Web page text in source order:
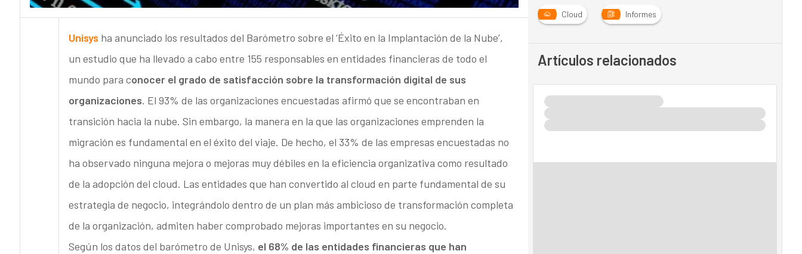
Unisys ha anunciado los resultados del Barómetro sobre el ‘Éxito en la Implantación de la Nube’,
un estudio que ha llevado a cabo entre 155 responsables en entidades financieras de todo el
mundo para conocer el grado de satisfacción sobre la transformación digital de sus
organizaciones. El 93% de las organizaciones encuestadas afirmó que se encontraban en
transición hacia la nube. Sin embargo, la manera en la que las organizaciones emprenden la
migración es fundamental en el éxito del viaje. De hecho, el 33% de las empresas encuestadas no
ha observado ninguna mejora o mejoras muy débiles en la eficiencia organizativa como resultado
de la adopción del cloud. Las entidades que han convertido al cloud en parte fundamental de su
estrategia de negocio, integrándolo dentro de un plan más ambicioso de transformación completa
de la organización, admiten haber comprobado mejoras importantes en su negocio.
Según los datos del barómetro de Unisys, el 68% de las entidades financieras que han
Cloud Informes
Artículos relacionados